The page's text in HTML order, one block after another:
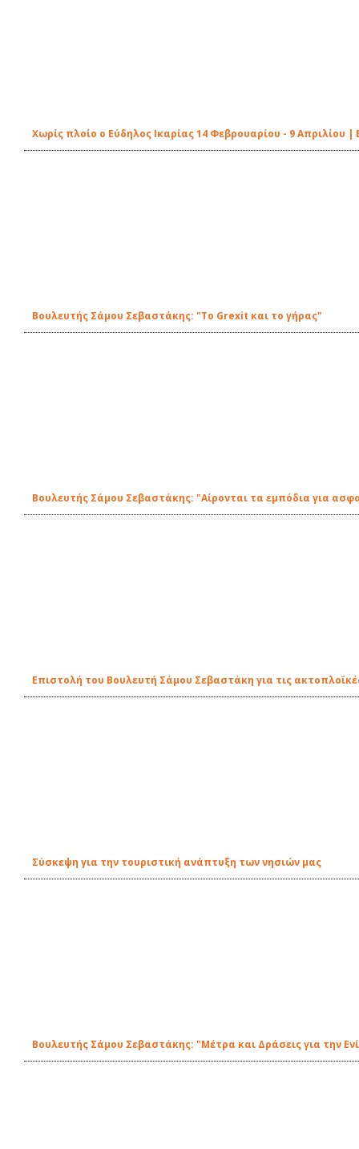
Χωρίς πλοίο ο Εύδηλος Ικαρίας 14 Φεβρουαρίου - 9 Απριλίου
Βουλευτής Σάμου Σεβαστάκης: "Το Grexit και το γήρας"
Βουλευτής Σάμου Σεβαστάκης: "Αίρονται τα εμπόδια για
Επιστολή του Βουλευτή Σάμου Σεβαστάκη για τις
Σύσκεψη για την τουριστική ανάπτυξη των νησιών μας
Βουλευτής Σάμου Σεβαστάκης: "Μέτρα και Δράσεις για την